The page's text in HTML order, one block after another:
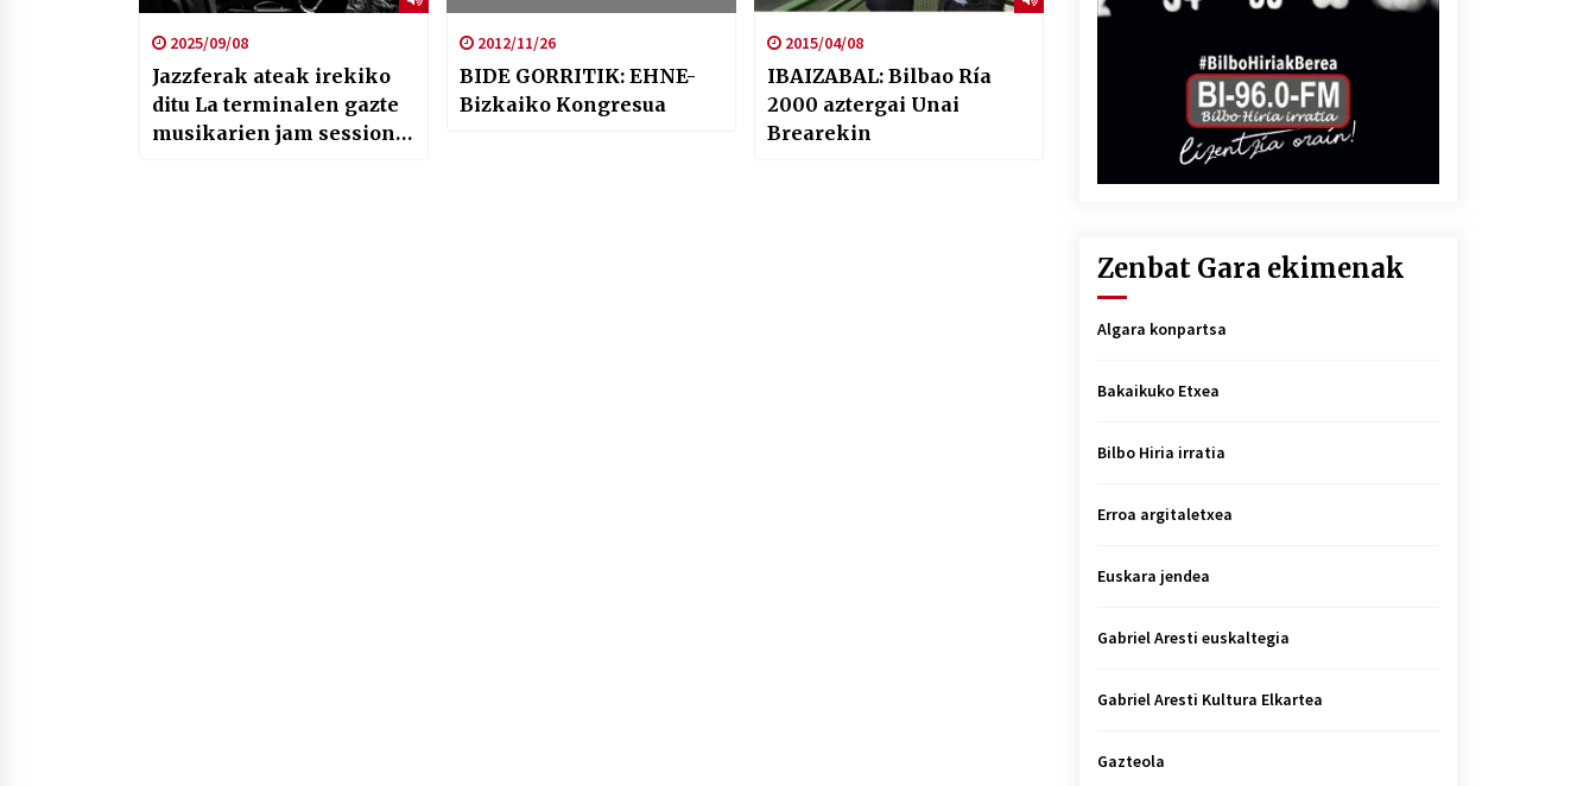
2025/09/08
Jazzferak ateak irekiko
ditu La terminalen gazte
musikarien jam sessiona
2012/11/26
BIDE GORRITIK: EHNE-
Bizkaiko Kongresua
2015/04/08
IBAIZABAL: Bilbao Ría
2000 aztergai Unai
Brearekin
Zenbat Gara ekimenak
Algara konpartsa
Bakaikuko Etxea
Bilbo Hiria irratia
Erroa argitaletxea
Euskara jendea
Gabriel Aresti euskaltegia
Gabriel Aresti Kultura Elkartea
Gazteola